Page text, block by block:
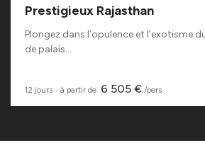
Prestigieux Rajasthan
Plongez dans l’opulence et l’exotisme
de palais...
12 jours ‧ à partir de 6 505 € /pers